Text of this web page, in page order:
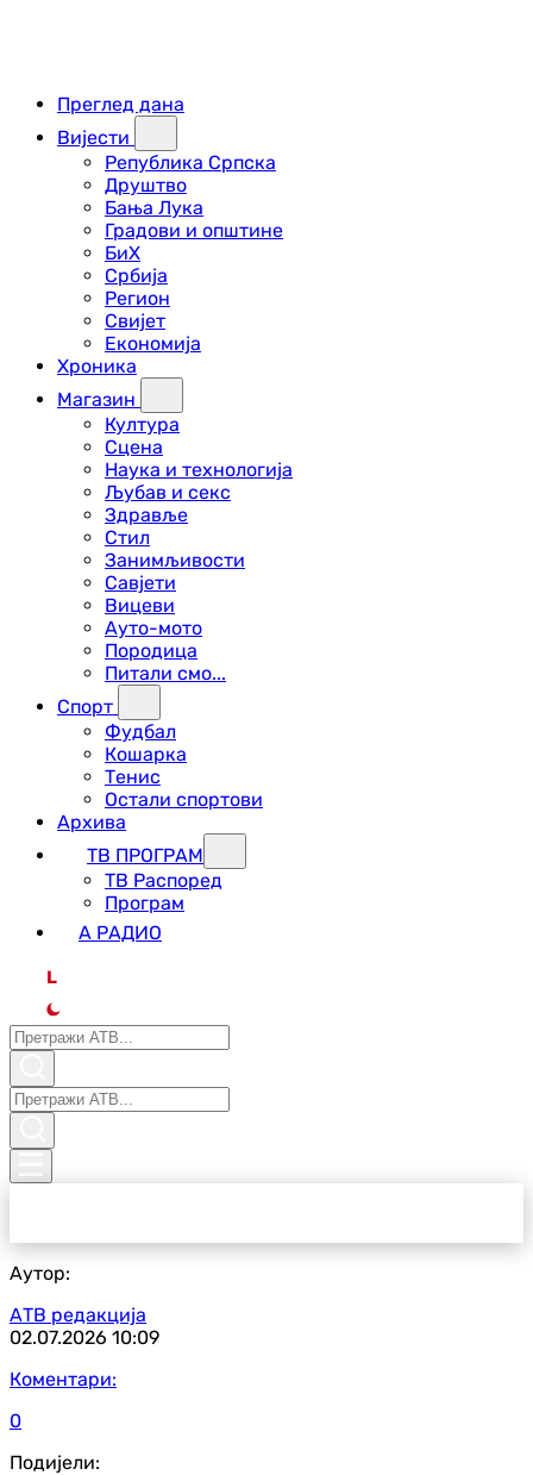
Преглед дана
Вијести
Република Српска
Друштво
Бања Лука
Градови и општине
БиХ
Србија
Регион
Свијет
Економија
Хроника
Магазин
Култура
Сцена
Наука и технологија
Љубав и секс
Здравље
Стил
Занимљивости
Савјети
Вицеви
Ауто-мото
Породица
Питали смо...
Спорт
Фудбал
Кошарка
Тенис
Остали спортови
Архива
ТВ ПРОГРАМ
ТВ Распоред
Програм
А РАДИО
L
Аутор:
АТВ редакција
02.07.2026 10:09
Коментари:
0
Подијели: